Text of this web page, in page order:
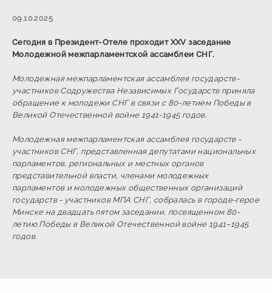
09.10.2025
Сегодня в Президент-Отеле проходит XXV заседание
Молодежной межпарламентской ассамблеи СНГ.
Молодежная межпарламентская ассамблея государств-
участников Содружества Независимых Государств приняла
обращение к молодежи СНГ в связи с 80-летием Победы в
Великой Отечественной войне 1941-1945 годов.
Молодежная межпарламентская ассамблея государств -
участников СНГ, представленная депутатами национальных
парламентов, региональных и местных органов
представительной власти, членами молодежных
парламентов и молодежных общественных организаций
государств - участников МПА СНГ, собралась в городе-герое
Минске на двадцать пятом заседании, посвященном 80-
летию Победы в Великой Отечественной войне 1941–1945
годов.